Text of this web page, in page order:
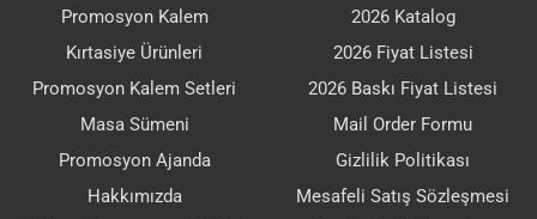
Promosyon Kalem
Kırtasiye Ürünleri
Promosyon Kalem Setleri
Masa Sümeni
Promosyon Ajanda
Hakkımızda
2026 Katalog
2026 Fiyat Listesi
2026 Baskı Fiyat Listesi
Mail Order Formu
Gizlilik Politikası
Mesafeli Satış Sözleşmesi